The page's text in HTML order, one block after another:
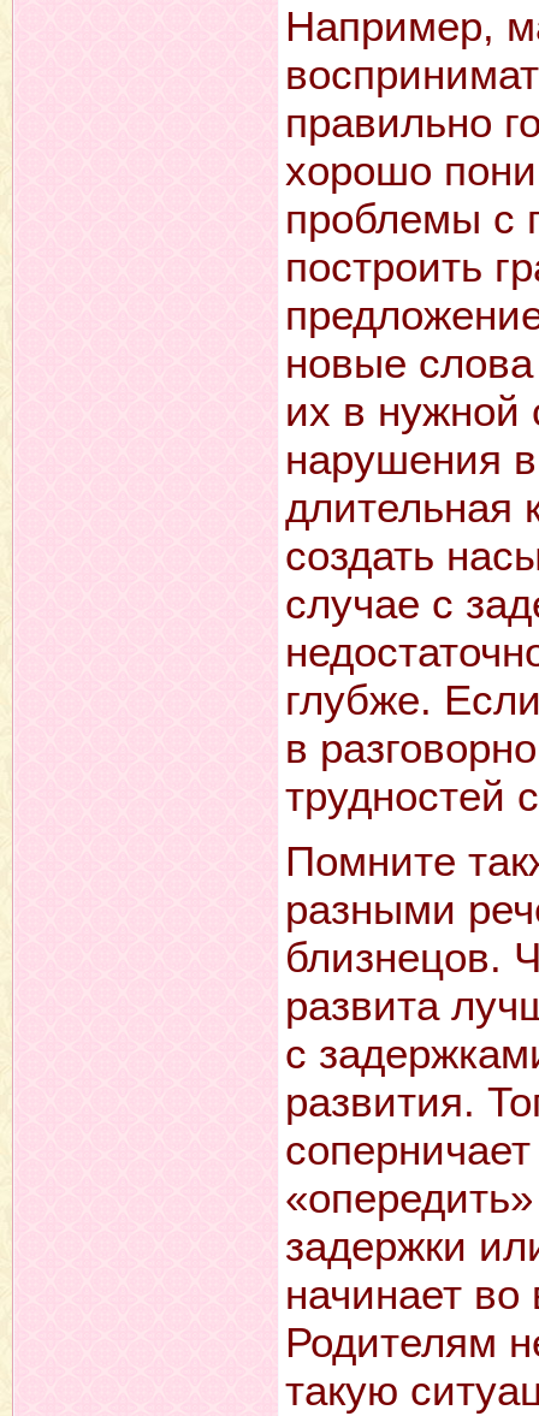
Например,
правильно
хорошо
проблемы с
построить
новые
их в нужной
нарушения
длительная
создать
случае с
глубже.
в
трудностей
Помните
разными
близнецов.
развита
с
развития.
задержки
начинает
Родителям
такую